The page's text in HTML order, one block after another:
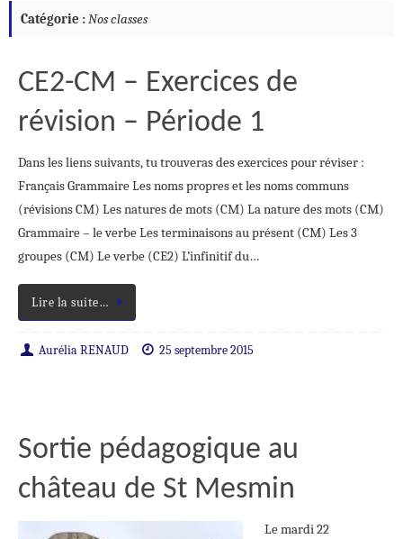
Catégorie :Nos classes
CE2-CM – Exercices de
révision – Période 1
Dans les liens suivants, tu trouveras des exercices pour réviser :
Français Grammaire Les noms propres et les noms communs
(révisions CM) Les natures de mots (CM) La nature des mots (CM)
Grammaire – le verbe Les terminaisons au présent (CM) Les 3
groupes (CM) Le verbe (CE2) L’infinitif du…
Lire la suite…
Aurélia RENAUD 25 septembre 2015
Sortie pédagogique au
château de St Mesmin
Le mardi 22